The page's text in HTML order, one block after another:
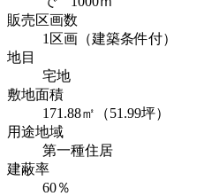
販売区画数
1区画（建築条件付）
地目
宅地
敷地面積
171.88㎡（51.99坪）
用途地域
第一種住居
建蔽率
60％